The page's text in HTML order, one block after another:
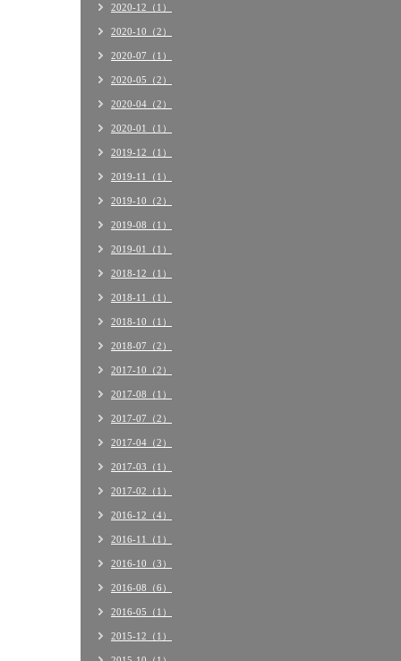
2020-12（1）
2020-10（2）
2020-07（1）
2020-05（2）
2020-04（2）
2020-01（1）
2019-12（1）
2019-11（1）
2019-10（2）
2019-08（1）
2019-01（1）
2018-12（1）
2018-11（1）
2018-10（1）
2018-07（2）
2017-10（2）
2017-08（1）
2017-07（2）
2017-04（2）
2017-03（1）
2017-02（1）
2016-12（4）
2016-11（1）
2016-10（3）
2016-08（6）
2016-05（1）
2015-12（1）